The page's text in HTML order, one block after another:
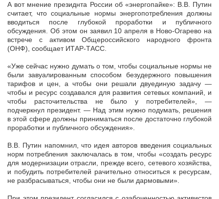
А вот мнение президнта России об «энергопайке»: В.В. Путин
считает, что социальные нормы энергопотребления должны
вводиться после глубокой проработки и публичного
обсуждения. Об этом он заявил 10 апреля в Ново-Огарево на
встрече с активом Общероссийского народного фронта
(ОНФ), сообщает ИТАР-ТАСС.
«Уже сейчас нужно думать о том, чтобы социальные нормы не
были завуалированным способом безудержного повышения
тарифов и цен, а чтобы они решали двуединую задачу —
чтобы и ресурс создавался для развития сетевых компаний, и
чтобы расточительства не было у потребителей», —
подчеркнул президент. — Над этим нужно подумать, решения
в этой сфере должны приниматься после достаточно глубокой
проработки и публичного обсуждения».
В.В. Путин напомнил, что идея авторов введения социальных
норм потребления заключалась в том, чтобы «создать ресурс
для модернизации отрасли, прежде всего, сетевого хозяйства,
и побудить потребителей рачительно относиться к ресурсам,
не разбрасываться, чтобы они не были дармовыми».